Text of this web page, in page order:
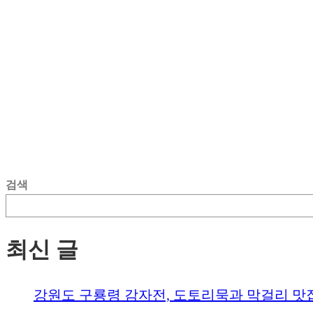
검색
최신 글
강원도 구룡령 감자전, 도토리묵과 막걸리 맛